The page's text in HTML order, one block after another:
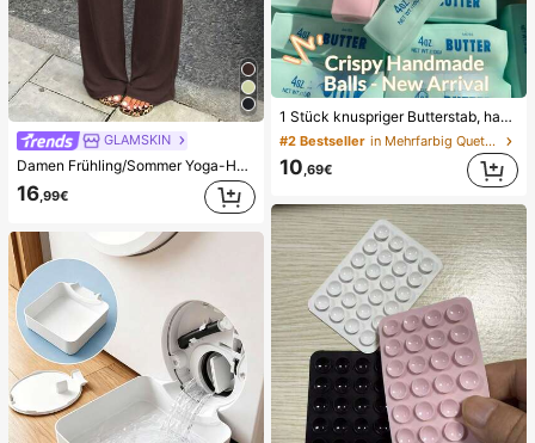
GLAMSKIN
Damen Frühling/Sommer Yoga-Hose mit hoher Taille, lässig, weich, elastisch, Sport-Hose
16,99€
1 Stück knuspriger Butterstab, handgemachter Stressabbau-Ball mit Sprachsteuerung, realistisches Lebensmittel-Spielzeug, Quetsch- und Entlastungsspielzeug, ASMR-Spielzeug, Fidget-Spielzeug
#2 Bestseller in Mehrfarbig Quetschspielzeug für Teenager
10,69€